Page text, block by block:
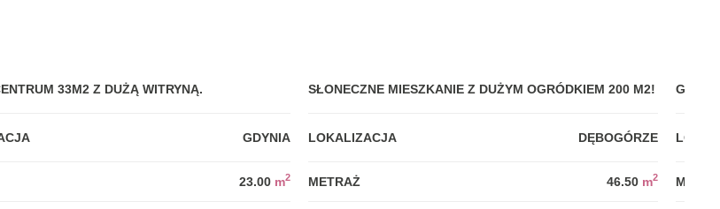
33M2 Z DUŻĄ WITRYNĄ.
GDYNIA
23.00 m2
SŁONECZNE MIESZKANIE Z DUŻYM OGRÓDKIEM 200 M2!
LOKALIZACJA DĘBOGÓRZE
METRAŻ 46.50 m2